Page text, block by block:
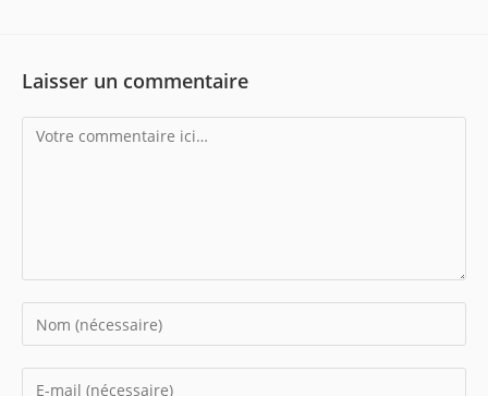
Laisser un commentaire
Comment
Enter
your
name
Enter